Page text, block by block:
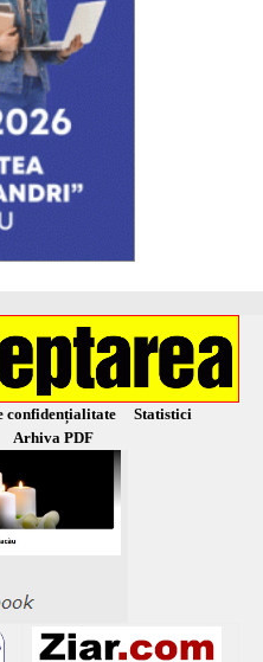
confidențialitate
Statistici
Arhiva PDF